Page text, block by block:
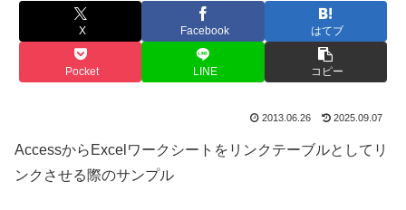
X Facebook はてブ
Pocket LINE コピー
2013.06.26 2025.09.07
AccessからExcelワークシートをリンクテーブルとしてリ
ンクさせる際のサンプル